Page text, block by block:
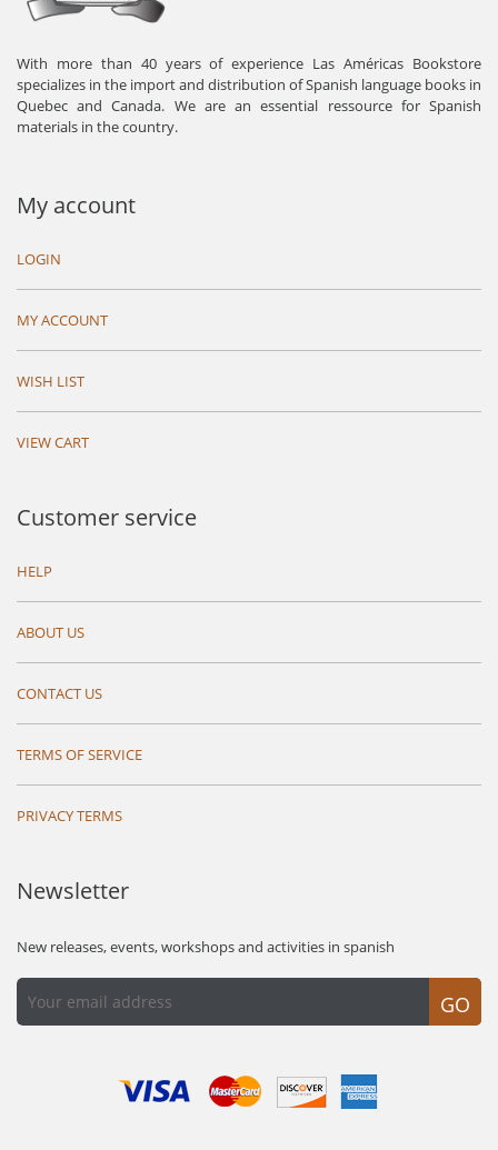
With more than 40 years of experience Las Américas Bookstore
specializes in the import and distribution of Spanish language books in
Quebec and Canada. We are an essential ressource for Spanish
materials in the country.
My account
LOGIN
MY ACCOUNT
WISH LIST
VIEW CART
Customer service
HELP
ABOUT US
CONTACT US
TERMS OF SERVICE
PRIVACY TERMS
Newsletter
New releases, events, workshops and activities in spanish
GO